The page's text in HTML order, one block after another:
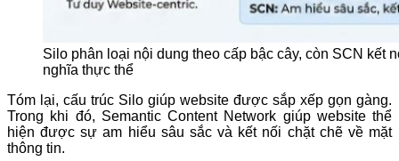
Silo phân loại nội dung theo cấp bậc cây, còn SCN
nghĩa thực thể
Tóm lại, cấu trúc Silo giúp website được sắp xếp gọn gàng.
Trong khi đó, Semantic Content Network giúp website thể
hiện được sự am hiểu sâu sắc và kết nối chặt chẽ về mặt
thông tin.